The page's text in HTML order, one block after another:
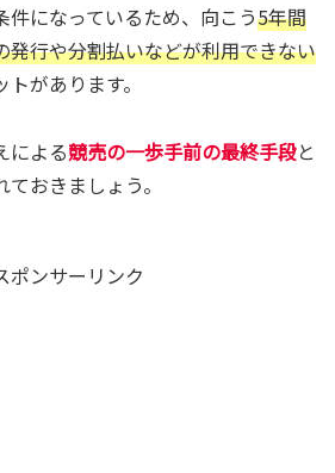
件になっているため、向こう5年間
発行や分割払いなどが利用できない
があります。
による競売の一歩手前の最終手段と
おきましょう。
ポンサーリンク